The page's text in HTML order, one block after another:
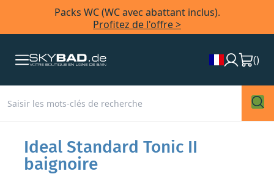
Packs WC (WC avec abattant inclus).
Profitez de l'offre >
()
Ideal Standard Tonic II
baignoire